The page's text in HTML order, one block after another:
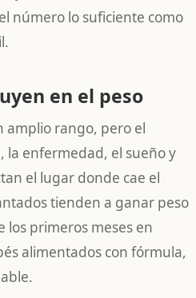
número lo suficiente como
en el peso
amplio rango, pero el
la enfermedad, el sueño y
el lugar donde cae el
tienden a ganar peso
primeros meses en
alimentados con fórmula,